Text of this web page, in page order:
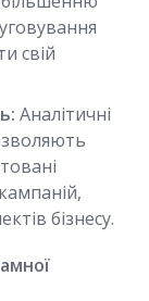
свій
Аналітичні
бізнесу.